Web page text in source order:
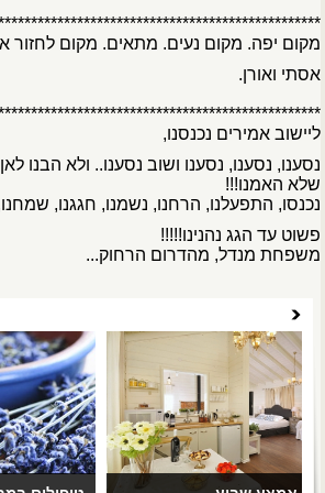
מקום יפה. מקום נעים. מתאים. מקום לחזור
אסתי ואורן.
ליישוב אמירים נכנסנו,
נסענו, נסענו, נסענו ושוב נסענו.. ולא הבנו
שלא האמנו!!!
נכנסו, התפעלנו, הרחנו, נשמנו, חגגנו,
פשוט עד הגג נהנינו!!!!!
משפחת מנדל, מהדרום הרחוק...